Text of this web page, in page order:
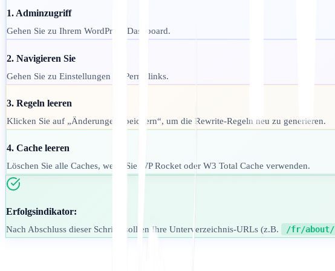
1. Adminzugriff
Gehen Sie zu Ihrem WordPress-Dashboard.
2. Navigieren Sie
Gehen Sie zu Einstellungen → Permalinks.
3. Regeln leeren
Klicken Sie auf „Änderungen speichern“, um die Rewrite-Regeln neu zu generieren.
4. Cache leeren
Löschen Sie alle Caches, wenn Sie WP Rocket oder W3 Total Cache verwenden.
Erfolgsindikator:
Nach Abschluss dieser Schritte sollten Ihre Unterverzeichnis-URLs (z.B. /fr/about/